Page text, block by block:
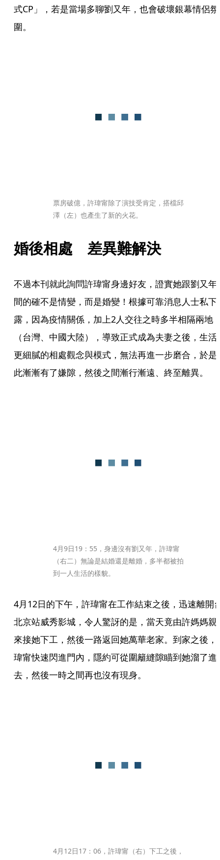
式CP」，若是當場多聊劉又年，也會破壞銀幕情侶氛
圍。
票房破億，許瑋甯除了演技受肯定，搭檔邱
澤（左）也產生了新的火花。
婚後相處　差異難解決
不過本刊就此詢問許瑋甯身邊好友，證實她跟劉又年
間的確不是情變，而是婚變！根據可靠消息人士私下
露，因為疫情關係，加上2人交往之時多半相隔兩地
（台灣、中國大陸），導致正式成為夫妻之後，生活
更細膩的相處觀念與模式，無法再進一步磨合，於是
此漸漸有了嫌隙，然後之間漸行漸遠、終至離異。
4月9日19：55，身邊沒有劉又年，許瑋甯
（右二）無論是結婚還是離婚，多半都被拍
到一人生活的樣貌。
4月12日的下午，許瑋甯在工作結束之後，迅速離開
北京站威秀影城，令人驚訝的是，當天竟由許媽媽親
來接她下工，然後一路返回她萬華老家。到家之後，
瑋甯快速閃進門內，隱約可從圍籬縫隙瞄到她溜了進
去，然後一時之間再也沒有現身。
4月12日17：06，許瑋甯（右）下工之後，